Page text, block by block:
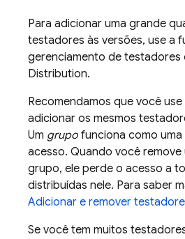
Para adicionar uma grande
testadores às versões, use a
gerenciamento de testadores
Distribution.
Recomendamos que você
adicionar os mesmos
Um grupo funciona como
acesso. Quando você
grupo, ele perde o acesso a
distribuídas nele. Para saber
Adicionar e remover
Se você tem muitos